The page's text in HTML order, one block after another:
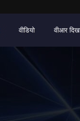
वीडियो वीआर